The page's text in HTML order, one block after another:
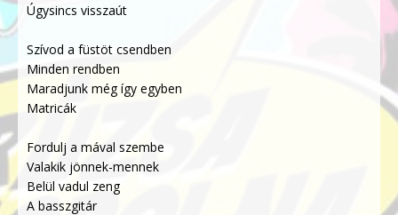
Úgysincs visszaút
Szívod a füstöt csendben
Minden rendben
Maradjunk még így egyben
Matricák
Fordulj a mával szembe
Valakik jönnek-mennek
Belül vadul zeng
A basszgitár